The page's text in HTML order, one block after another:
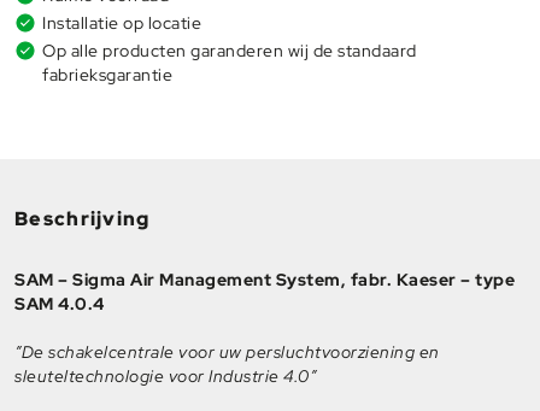
Installatie op locatie
Op alle producten garanderen wij de standaard
fabrieksgarantie
Beschrijving
SAM – Sigma Air Management System, fabr. Kaeser – type
SAM 4.0.4
”De schakelcentrale voor uw persluchtvoorziening en
sleuteltechnologie voor Industrie 4.0”